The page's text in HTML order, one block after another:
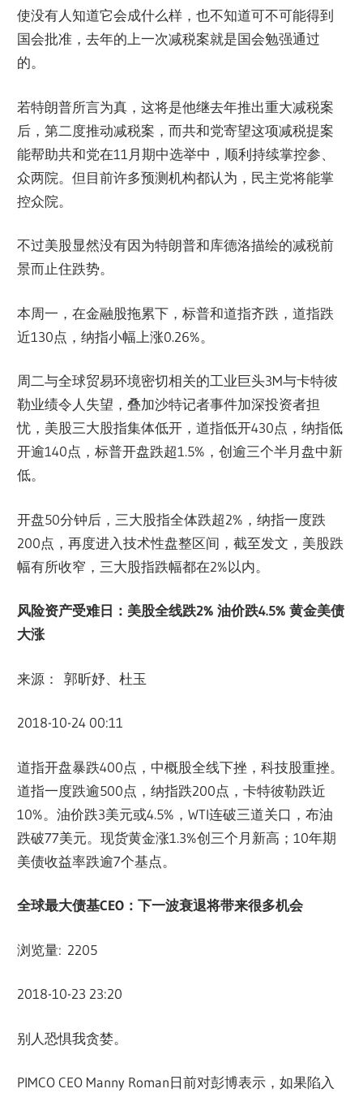
使没有人知道它会成什么样，也不知道可不可能得到
国会批准，去年的上一次减税案就是国会勉强通过
的。
若特朗普所言为真，这将是他继去年推出重大减税案
后，第二度推动减税案，而共和党寄望这项减税提案
能帮助共和党在11月期中选举中，顺利持续掌控参、
众两院。但目前许多预测机构都认为，民主党将能掌
控众院。
不过美股显然没有因为特朗普和库德洛描绘的减税前
景而止住跌势。
本周一，在金融股拖累下，标普和道指齐跌，道指跌
近130点，纳指小幅上涨0.26%。
周二与全球贸易环境密切相关的工业巨头3M与卡特彼
勒业绩令人失望，叠加沙特记者事件加深投资者担
忧，美股三大股指集体低开，道指低开430点，纳指低
开逾140点，标普开盘跌超1.5%，创逾三个半月盘中新
低。
开盘50分钟后，三大股指全体跌超2%，纳指一度跌
200点，再度进入技术性盘整区间，截至发文，美股跌
幅有所收窄，三大股指跌幅都在2%以内。
风险资产受难日：美股全线跌2%油价跌4.5%黄金美债
大涨
来源： 郭昕妤、杜玉
2018-10-24 00:11
道指开盘暴跌400点，中概股全线下挫，科技股重挫。
道指一度跌逾500点，纳指跌200点，卡特彼勒跌近
10%。油价跌3美元或4.5%，WTI连破三道关口，布油
跌破77美元。现货黄金涨1.3%创三个月新高；10年期
美债收益率跌逾7个基点。
全球最大债基CEO ：下一波衰退将带来很多机会
浏览量: 2205
2018-10-23 23:20
别人恐惧我贪婪。
PIMCO CEO Manny Roman日前对彭博表示，如果陷入